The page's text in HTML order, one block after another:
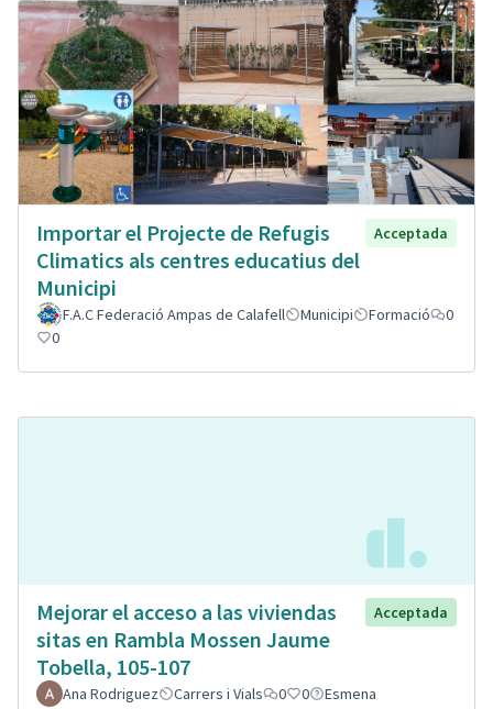
Importar el Projecte de Refugis
Climatics als centres educatius del
Municipi
Acceptada
F.A.C Federació Ampas de Calafell Municipi Formació
0
0
Mejorar el acceso a las viviendas
sitas en Rambla Mossen Jaume
Tobella, 105-107
Acceptada
Ana Rodriguez Carrers i Vials 0 0 Esmena